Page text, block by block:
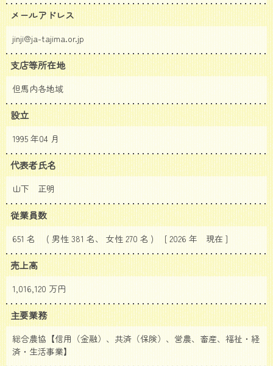
メールアドレス
jinji@ja-tajima.or.jp
支店等所在地
但馬内各地域
設立
1995 年04 月
代表者氏名
山下 正明
従業員数
651 名 ( 男性 381 名、 女性 270 名 ) [ 2026 年 現在 ]
売上高
1,016,120 万円
主要業務
総合農協【信用（金融）、共済（保険）、営農、畜産、福祉・経
済・生活事業】